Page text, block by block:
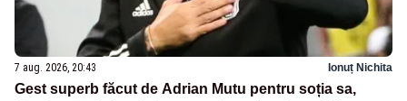
7 aug. 2026, 20:43 Ionuț Nichita
Gest superb făcut de Adrian Mutu pentru soția sa,